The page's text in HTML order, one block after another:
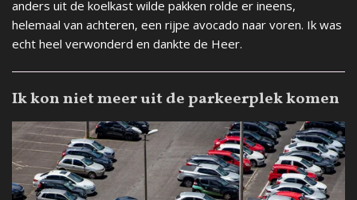
anders uit de koelkast wilde pakken rolde er ineens,
helemaal van achteren, een rijpe avocado naar voren. Ik was
echt heel verwonderd en dankte de Heer.
Ik kon niet meer uit de parkeerplek komen